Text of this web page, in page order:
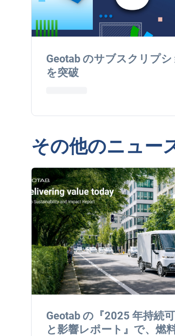
Geotab のサブスクリプ
を突破
その他のニュー
Geotab の『2025 年持続
と影響レポート』で、燃